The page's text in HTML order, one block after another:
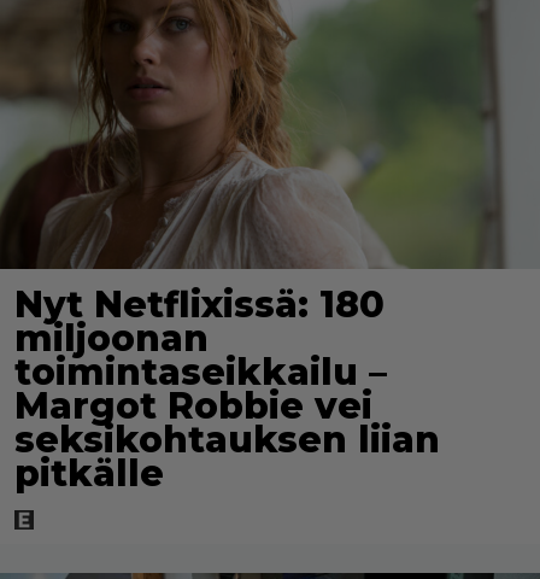
Nyt Netflixissä: 180
miljoonan
toimintaseikkailu –
Margot Robbie vei
seksikohtauksen liian
pitkälle